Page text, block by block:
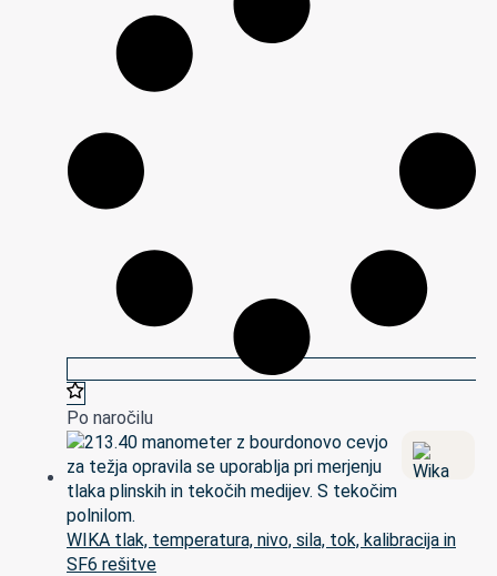
Po naročilu
WIKA tlak, temperatura, nivo, sila, tok, kalibracija in
SF6 rešitve